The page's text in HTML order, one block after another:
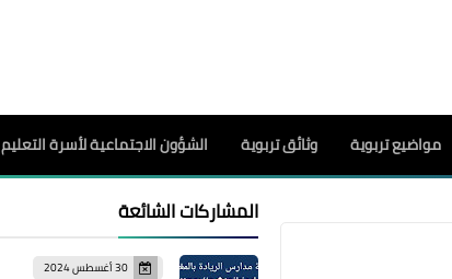
مواضيع تربوية وثائق تربوية الشؤون الاجتماعية لأسرة التعليم
المشاركات الشائعة
30 أغسطس 2024